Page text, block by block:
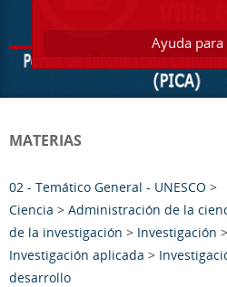
Ayuda
MATERIAS
02 - Temático General - UNESCO >
Ciencia > Administración de la
de la investigación > Investigación >
Investigación aplicada >
desarrollo